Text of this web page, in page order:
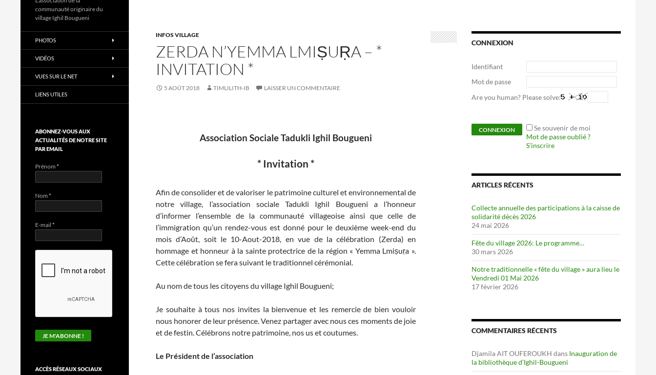
INFOS VILLAGE
ZERDA N’YEMMA LMIṢUṚA – *
INVITATION *
5 AOÛT 2018 TIMLILITH-IB LAISSER UN COMMENTAIRE
Association Sociale Tadukli Ighil Bougueni
* Invitation *
Afin de consolider et de valoriser le patrimoine culturel et environnemental de
notre village, l’association sociale Tadukli Ighil Bougueni a l’honneur
d’informer l’ensemble de la communauté villageoise ainsi que celle de
l’immigration qu’un rendez-vous est donné pour le deuxième week-end du
mois d’Août, soit le 10-Aout-2018, en vue de la célébration (Zerda) en
hommage et honneur à la sainte protectrice de la région « Yemma Lmiṣuṛa ».
Cette célébration se fera suivant le traditionnel cérémonial.
Au nom de tous les citoyens du village Ighil Bougueni;
Je souhaite à tous nos invites la bienvenue et les remercie de bien vouloir
nous honorer de leur présence. Venez partager avec nous ces moments de joie
et de festin. Célébrons notre patrimoine, nos us et coutumes.
Le Président de l’association
CONNEXION
Identifiant
Mot de passe
Are you human? Please solve:
Se souvenir de moi
Mot de passe oublié ?
S’inscrire
ARTICLES RÉCENTS
Collecte annuelle des participations à la caisse de
solidarité décès 2026
24 mai 2026
Fête du village 2026: Le programme…
30 mars 2026
Notre traditionnelle « fête du village » aura lieu le
Vendredi 01 Mai 2026
17 février 2026
COMMENTAIRES RÉCENTS
Djamila AIT OUFEROUKH dans Inauguration de
la bibliothèque d’Ighil-Bougueni
communauté originaire du
village Ighil Bougueni
PHOTOS
VIDÉOS
VUES SUR LE NET
LIENS UTILES
ABONNEZ-VOUS AUX
ACTUALITÉS DE NOTRE SITE
PAR EMAIL
Prénom *
Nom *
E-mail *
ACCÈS RÉSEAUX SOCIAUX